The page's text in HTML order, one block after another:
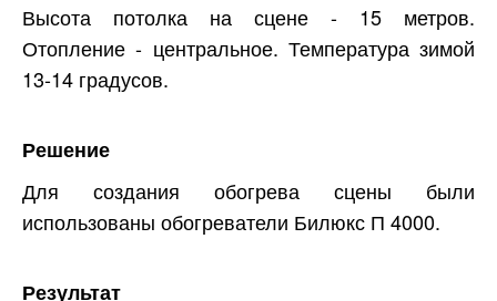
Высота потолка на сцене - 15 метров.
Отопление - центральное. Температура зимой
13-14 градусов.
Решение
Для создания обогрева сцены были
использованы обогреватели Билюкс П 4000.
Результат